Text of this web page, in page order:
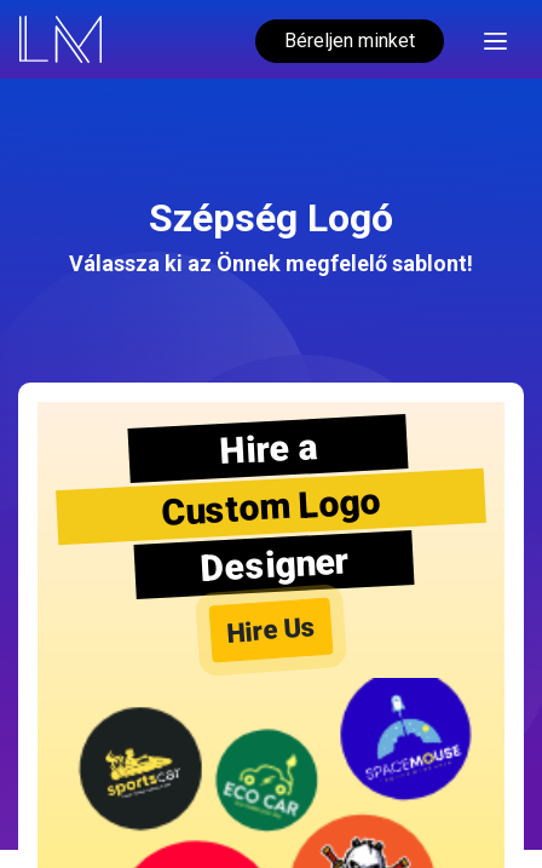
Béreljen minket
Szépség Logó
Válassza ki az Önnek megfelelő sablont!
Hire a
Custom Logo
Designer
Hire Us